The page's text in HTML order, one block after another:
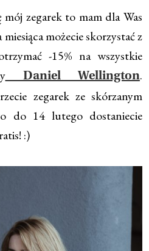
mój zegarek to mam dla Was
możecie skorzystać z
-15% na wszystkie
Daniel Wellington.
zegarek ze skórzanym
do 14 lutego dostaniecie
:)